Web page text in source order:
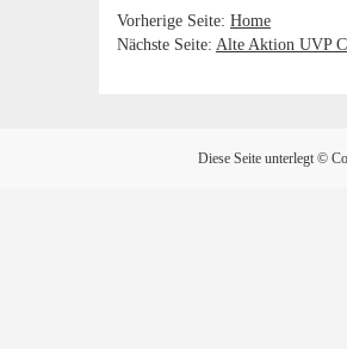
Vorherige Seite: Home
Nächste Seite: Alte Aktion UVP
Diese Seite unterlegt ©